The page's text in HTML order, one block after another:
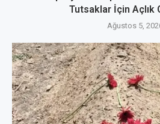
Tutsaklar İçin Açlık
Ağustos 5,